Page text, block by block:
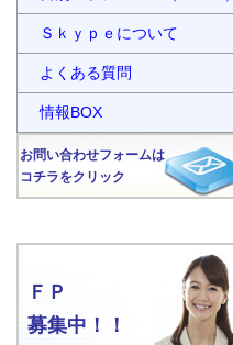
Ｓｋｙｐｅについて
よくある質問
情報BOX
お問い合わせフォームは
コチラをクリック
ＦＰ
募集中！！